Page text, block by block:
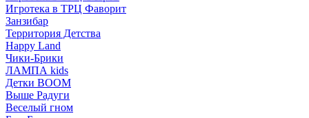
Игротека в ТРЦ Фаворит
Занзибар
Территория Детства
Happy Land
Чики-Брики
ЛАМПА kids
Детки BOOM
Выше Радуги
Веселый гном